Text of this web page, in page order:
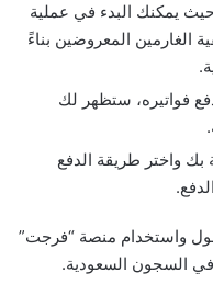
يمكنك البدء في عملية
الغارمين المعروضين بناءً
فواتيره، ستظهر لك
واختر طريقة الدفع
واستخدام منصة “فرجت”
في السجون السعودية.